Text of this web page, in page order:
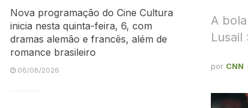
A
Lusail
por CNN
Nova programação do Cine Cultura
inicia nesta quinta-feira, 6, com
dramas alemão e francês, além de
romance brasileiro
06/08/2026